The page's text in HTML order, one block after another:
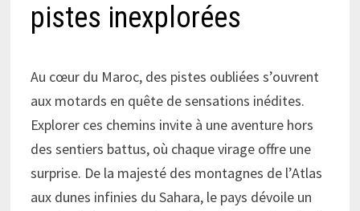
pistes inexplorées
Au cœur du Maroc, des pistes oubliées s’ouvrent
aux motards en quête de sensations inédites.
Explorer ces chemins invite à une aventure hors
des sentiers battus, où chaque virage offre une
surprise. De la majesté des montagnes de l’Atlas
aux dunes infinies du Sahara, le pays dévoile un